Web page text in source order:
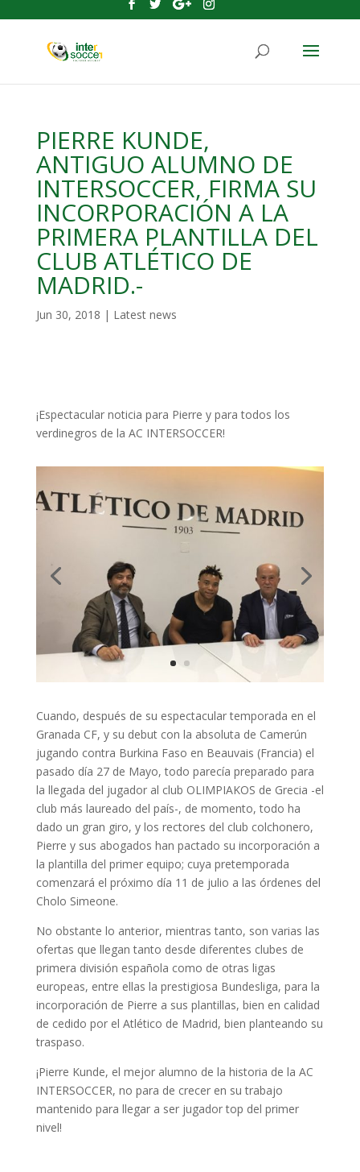
PIERRE KUNDE,
ANTIGUO ALUMNO DE
INTERSOCCER, FIRMA SU
INCORPORACIÓN A LA
PRIMERA PLANTILLA DEL
CLUB ATLÉTICO DE
MADRID.-
Jun 30, 2018 | Latest news
¡Espectacular noticia para Pierre y para todos los
verdinegros de la AC INTERSOCCER!
Cuando, después de su espectacular temporada en el
Granada CF, y su debut con la absoluta de Camerún
jugando contra Burkina Faso en Beauvais (Francia) el
pasado día 27 de Mayo, todo parecía preparado para
la llegada del jugador al club OLIMPIAKOS de Grecia -el
club más laureado del país-, de momento, todo ha
dado un gran giro, y los rectores del club colchonero,
Pierre y sus abogados han pactado su incorporación a
la plantilla del primer equipo; cuya pretemporada
comenzará el próximo día 11 de julio a las órdenes del
Cholo Simeone.
No obstante lo anterior, mientras tanto, son varias las
ofertas que llegan tanto desde diferentes clubes de
primera división española como de otras ligas
europeas, entre ellas la prestigiosa Bundesliga, para la
incorporación de Pierre a sus plantillas, bien en calidad
de cedido por el Atlético de Madrid, bien planteando su
traspaso.
¡Pierre Kunde, el mejor alumno de la historia de la AC
INTERSOCCER, no para de crecer en su trabajo
mantenido para llegar a ser jugador top del primer
nivel!